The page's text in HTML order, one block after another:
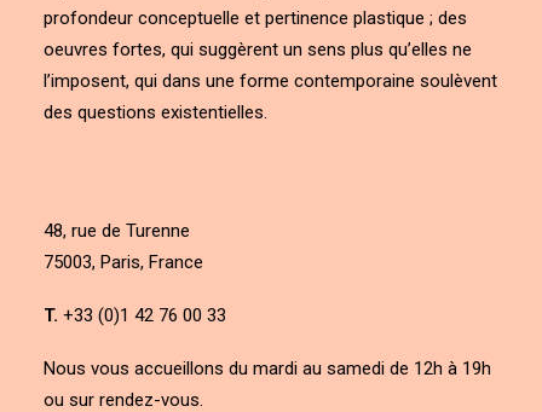
profondeur conceptuelle et pertinence plastique ; des
oeuvres fortes, qui suggèrent un sens plus qu’elles ne
l’imposent, qui dans une forme contemporaine soulèvent
des questions existentielles.
48, rue de Turenne
75003, Paris, France
T. +33 (0)1 42 76 00 33
Nous vous accueillons du mardi au samedi de 12h à 19h
ou sur rendez-vous.